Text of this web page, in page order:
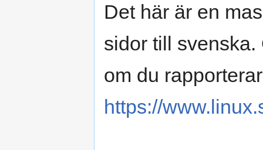
Det här är en
sidor till svenska.
om du
https://